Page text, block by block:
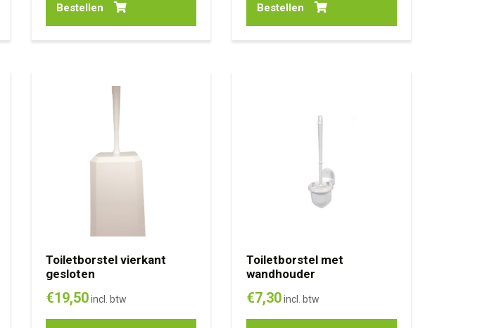
Bestellen Bestellen
Toiletborstel vierkant
gesloten
€19,50incl. btw
Toiletborstel met
wandhouder
€7,30incl. btw